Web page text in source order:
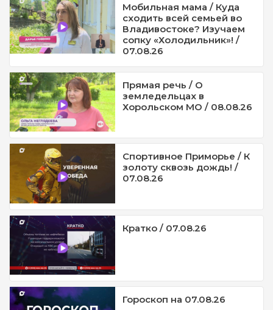
Мобильная мама / Куда
сходить всей семьей во
Владивостоке? Изучаем
сопку «Холодильник»! /
07.08.26
Прямая речь / О
земледельцах в
Хорольском МО / 08.08.26
Спортивное Приморье / К
золоту сквозь дождь! /
07.08.26
Кратко / 07.08.26
Гороскоп на 07.08.26